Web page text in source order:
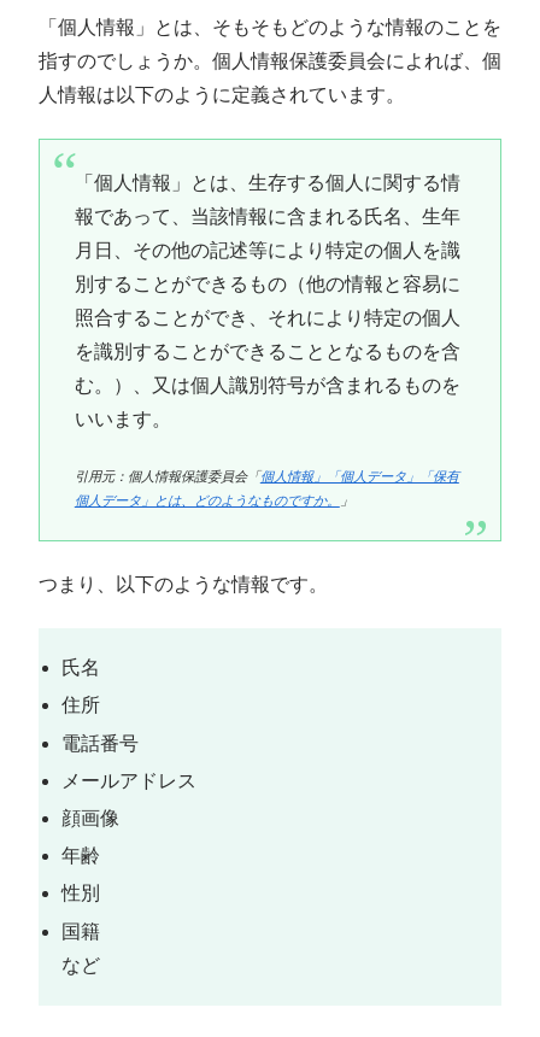
「個人情報」とは、そもそもどのような情報のことを
指すのでしょうか。個人情報保護委員会によれば、個
人情報は以下のように定義されています。
「個人情報」とは、生存する個人に関する情
報であって、当該情報に含まれる氏名、生年
月日、その他の記述等により特定の個人を識
別することができるもの（他の情報と容易に
照合することができ、それにより特定の個人
を識別することができることとなるものを含
む。）、又は個人識別符号が含まれるものを
いいます。
引用元：個人情報保護委員会「個人情報」「個人データ」「保有
個人データ」とは、どのようなものですか。
」
つまり、以下のような情報です。
氏名
住所
電話番号
メールアドレス
顔画像
年齢
性別
国籍
など